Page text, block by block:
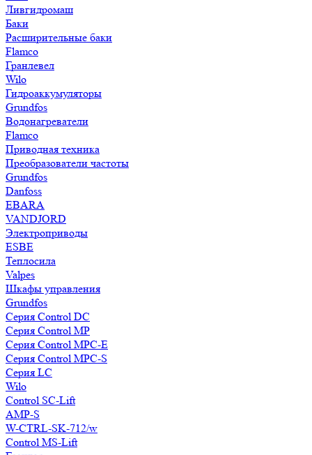
Ливгидромаш
Баки
Расширительные баки
Flamco
Гранлевел
Wilo
Гидроаккумуляторы
Grundfos
Водонагреватели
Flamco
Приводная техника
Преобразователи частоты
Grundfos
Danfoss
EBARA
VANDJORD
Электроприводы
ESBE
Теплосила
Valpes
Шкафы управления
Grundfos
Серия Control DC
Серия Control MP
Серия Control MPC-E
Серия Control MPC-S
Серия LC
Wilo
Control SC-Lift
AMP-S
W-CTRL-SK-712/w
Control MS-Lift